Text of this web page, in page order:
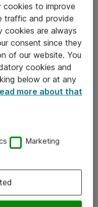
to improve
traffic and provide
cookies are always
consent since they
of our website. You
cookies and
below or at any
more about that
Marketing